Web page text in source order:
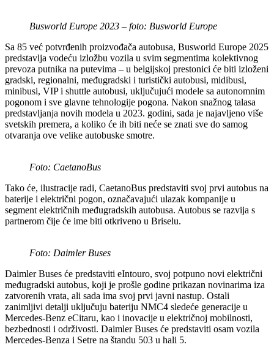
Busworld Europe 2023 – foto: Busworld Europe
Sa 85 već potvrđenih proizvođača autobusa, Busworld Europe 2025
predstavlja vodeću izložbu vozila u svim segmentima kolektivnog
prevoza putnika na putevima – u belgijskoj prestonici će biti izloženi
gradski, regionalni, međugradski i turistički autobusi, midibusi,
minibusi, VIP i shuttle autobusi, uključujući modele sa autonomnim
pogonom i sve glavne tehnologije pogona. Nakon snažnog talasa
predstavljanja novih modela u 2023. godini, sada je najavljeno više
svetskih premera, a koliko će ih biti neće se znati sve do samog
otvaranja ove velike autobuske smotre.
Foto: CaetanoBus
Tako će, ilustracije radi, CaetanoBus predstaviti svoj prvi autobus na
baterije i električni pogon, označavajući ulazak kompanije u
segment električnih međugradskih autobusa. Autobus se razvija s
partnerom čije će ime biti otkriveno u Briselu.
Foto: Daimler Buses
Daimler Buses će predstaviti eIntouro, svoj potpuno novi električni
međugradski autobus, koji je prošle godine prikazan novinarima iza
zatvorenih vrata, ali sada ima svoj prvi javni nastup. Ostali
zanimljivi detalji uključuju bateriju NMC4 sledeće generacije u
Mercedes-Benz eCitaru, kao i inovacije u električnoj mobilnosti,
bezbednosti i održivosti. Daimler Buses će predstaviti osam vozila
Mercedes-Benza i Setre na štandu 503 u hali 5.